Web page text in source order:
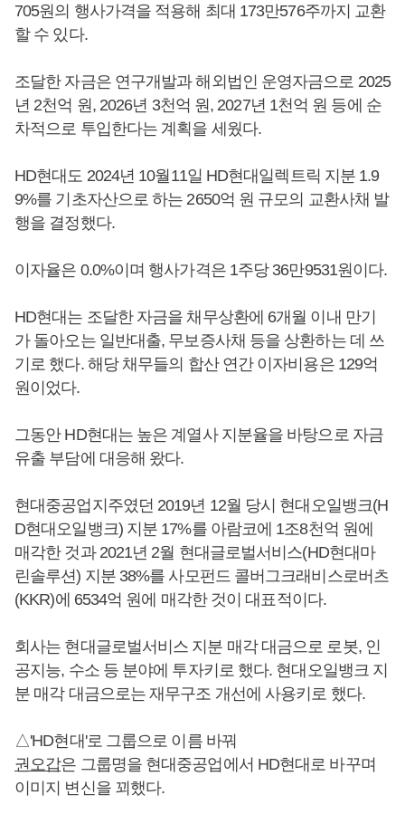
705원의 행사가격을 적용해 최대 173만576주까지 교환
할 수 있다.
조달한 자금은 연구개발과 해외법인 운영자금으로 2025
년 2천억 원, 2026년 3천억 원, 2027년 1천억 원 등에 순
차적으로 투입한다는 계획을 세웠다.
HD현대도 2024년 10월11일 HD현대일렉트릭 지분 1.9
9%를 기초자산으로 하는 2650억 원 규모의 교환사채 발
행을 결정했다.
이자율은 0.0%이며 행사가격은 1주당 36만9531원이다.
HD현대는 조달한 자금을 채무상환에 6개월 이내 만기
가 돌아오는 일반대출, 무보증사채 등을 상환하는 데 쓰
기로 했다. 해당 채무들의 합산 연간 이자비용은 129억
원이었다.
그동안 HD현대는 높은 계열사 지분율을 바탕으로 자금
유출 부담에 대응해 왔다.
현대중공업지주였던 2019년 12월 당시 현대오일뱅크(H
D현대오일뱅크) 지분 17%를 아람코에 1조8천억 원에
매각한 것과 2021년 2월 현대글로벌서비스(HD현대마
린솔루션) 지분 38%를 사모펀드 콜버그크래비스로버츠
(KKR)에 6534억 원에 매각한 것이 대표적이다.
회사는 현대글로벌서비스 지분 매각 대금으로 로봇, 인
공지능, 수소 등 분야에 투자키로 했다. 현대오일뱅크 지
분 매각 대금으로는 재무구조 개선에 사용키로 했다.
△'HD현대'로 그룹으로 이름 바꿔
권오갑은 그룹명을 현대중공업에서 HD현대로 바꾸며
이미지 변신을 꾀했다.